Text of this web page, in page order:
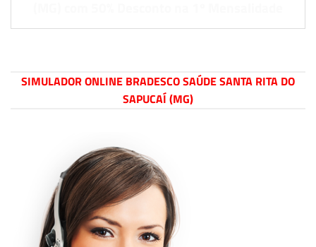
SIMULADOR ONLINE BRADESCO SAÚDE SANTA RITA DO
SAPUCAÍ (MG)